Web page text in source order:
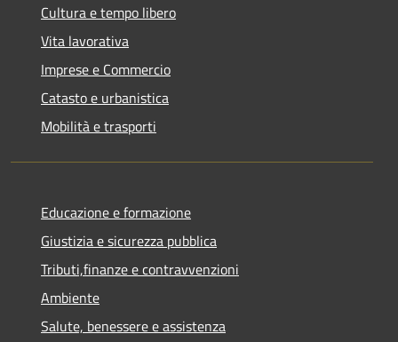
Cultura e tempo libero
Vita lavorativa
Imprese e Commercio
Catasto e urbanistica
Mobilità e trasporti
Educazione e formazione
Giustizia e sicurezza pubblica
Tributi,finanze e contravvenzioni
Ambiente
Salute, benessere e assistenza